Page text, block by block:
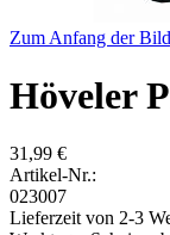
Zum Anfang der
Höveler
31,99 €
Artikel-Nr.:
023007
Lieferzeit von 2-3